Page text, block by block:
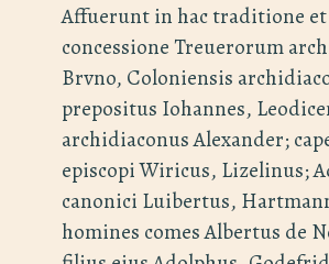
Affuerunt in hac traditione
concessione Treuerorum
Brvno, Coloniensis
prepositus Iohannes,
archidiaconus Alexander;
episcopi Wiricus, Lizelinus;
canonici Luibertus,
homines comes Albertus de